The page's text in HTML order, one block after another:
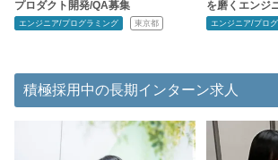
プロダクト開発/QA募集
エンジニア/プログラミング 東京都
を磨くエンジ
エンジニア/プロ
積極採用中の長期インターン求人